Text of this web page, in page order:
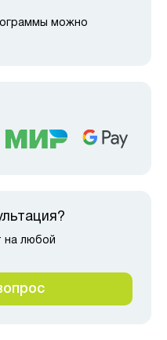
можно
на любой